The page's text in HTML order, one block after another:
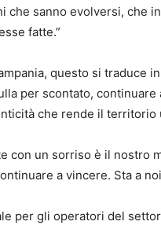
che sanno evolversi, che
fatte.”
questo si traduce
per scontato, continuare
che rende il
con un sorriso è il nostro
a vincere. Sta a
per gli operatori del